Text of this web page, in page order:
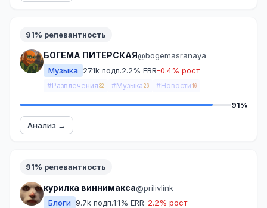
91% релевантность
БОГЕМА ПИТЕРСКАЯ@bogemasranaya
Музыка
27.1k подп.2.2% ERR-0.4% рост
#Развлечения 32 #Музыка 26 #Новости 16
91%
Анализ →
91% релевантность
курилка виннимакса@prilivlink
Блоги 9.7k подп.1.1% ERR-2.2% рост